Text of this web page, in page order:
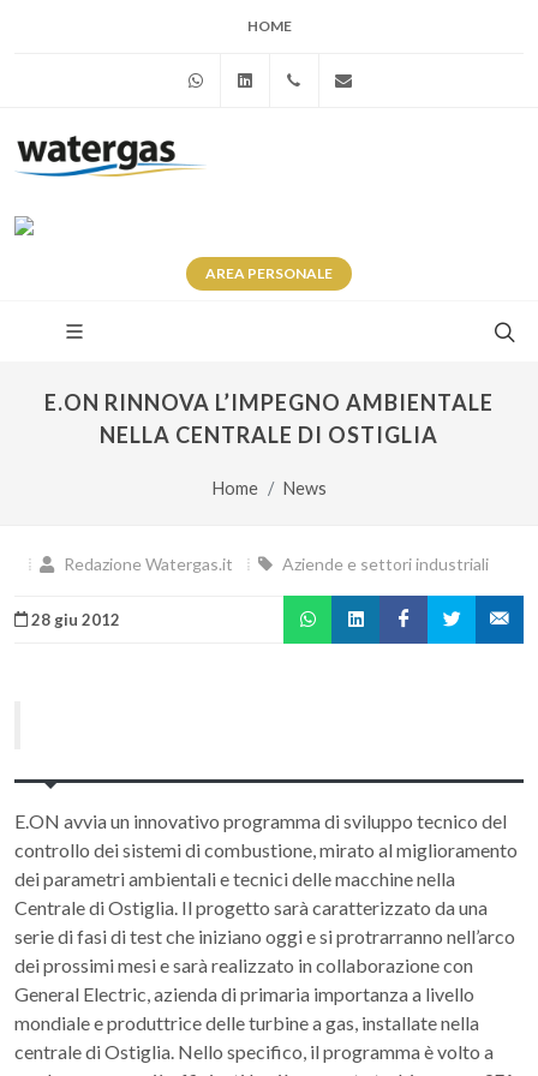
HOME
WhatsAppLinkedin+39 345 281 0246
AREA PERSONALE
E.ON RINNOVA L’IMPEGNO AMBIENTALE
NELLA CENTRALE DI OSTIGLIA
Home News
Redazione Watergas.it Aziende e settori industriali
28 giu 2012
E.ON avvia un innovativo programma di sviluppo tecnico del
controllo dei sistemi di combustione, mirato al miglioramento
dei parametri ambientali e tecnici delle macchine nella
Centrale di Ostiglia. Il progetto sarà caratterizzato da una
serie di fasi di test che iniziano oggi e si protrarranno nell’arco
dei prossimi mesi e sarà realizzato in collaborazione con
General Electric, azienda di primaria importanza a livello
mondiale e produttrice delle turbine a gas, installate nella
centrale di Ostiglia. Nello specifico, il programma è volto a